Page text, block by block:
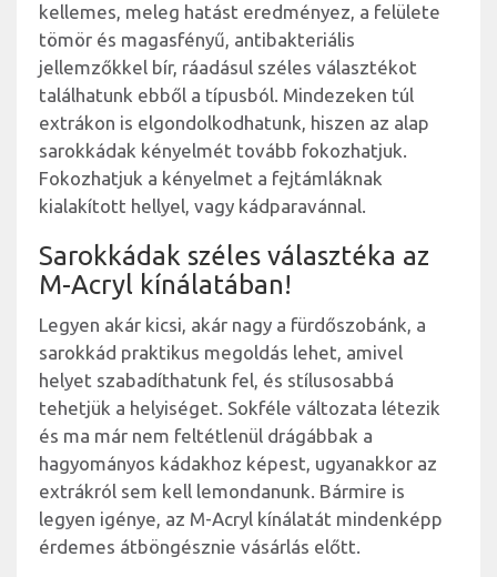
kellemes, meleg hatást eredményez, a felülete
tömör és magasfényű, antibakteriális
jellemzőkkel bír, ráadásul széles választékot
találhatunk ebből a típusból. Mindezeken túl
extrákon is elgondolkodhatunk, hiszen az alap
sarokkádak kényelmét tovább fokozhatjuk.
Fokozhatjuk a kényelmet a fejtámláknak
kialakított hellyel, vagy kádparavánnal.
Sarokkádak széles választéka az
M-Acryl kínálatában!
Legyen akár kicsi, akár nagy a fürdőszobánk, a
sarokkád praktikus megoldás lehet, amivel
helyet szabadíthatunk fel, és stílusosabbá
tehetjük a helyiséget. Sokféle változata létezik
és ma már nem feltétlenül drágábbak a
hagyományos kádakhoz képest, ugyanakkor az
extrákról sem kell lemondanunk. Bármire is
legyen igénye, az M-Acryl kínálatát mindenképp
érdemes átböngésznie vásárlás előtt.